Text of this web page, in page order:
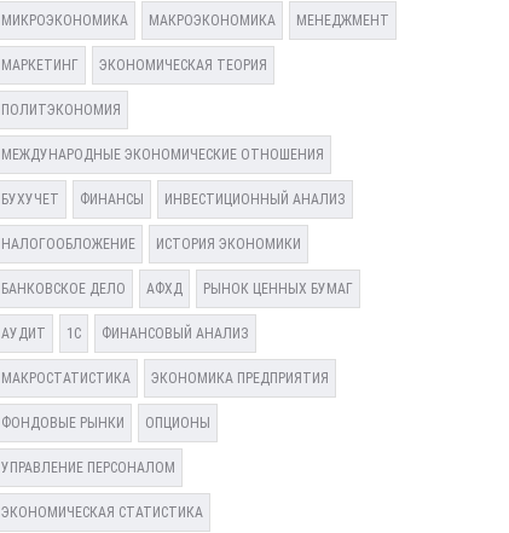
МИКРОЭКОНОМИКА МАКРОЭКОНОМИКА МЕНЕДЖМЕНТ
МАРКЕТИНГ ЭКОНОМИЧЕСКАЯ ТЕОРИЯ
ПОЛИТЭКОНОМИЯ
МЕЖДУНАРОДНЫЕ ЭКОНОМИЧЕСКИЕ ОТНОШЕНИЯ
БУХУЧЕТ ФИНАНСЫ ИНВЕСТИЦИОННЫЙ АНАЛИЗ
НАЛОГООБЛОЖЕНИЕ ИСТОРИЯ ЭКОНОМИКИ
БАНКОВСКОЕ ДЕЛО АФХД РЫНОК ЦЕННЫХ БУМАГ
АУДИТ 1С ФИНАНСОВЫЙ АНАЛИЗ
МАКРОСТАТИСТИКА ЭКОНОМИКА ПРЕДПРИЯТИЯ
ФОНДОВЫЕ РЫНКИ ОПЦИОНЫ
УПРАВЛЕНИЕ ПЕРСОНАЛОМ
ЭКОНОМИЧЕСКАЯ СТАТИСТИКА